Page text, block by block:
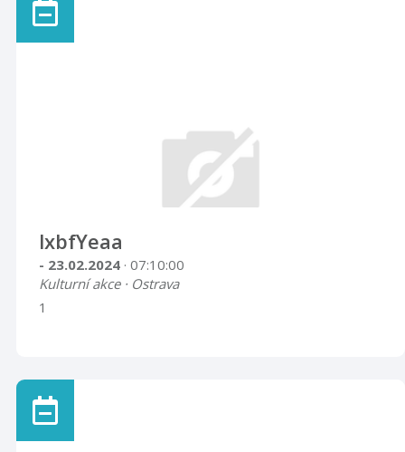
lxbfYeaa
- 23.02.2024 · 07:10:00
Kulturní akce · Ostrava
1